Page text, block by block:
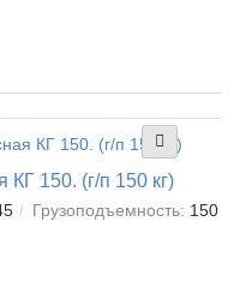
КГ 150. (г/п 150 кг)
Грузоподъемность: 150